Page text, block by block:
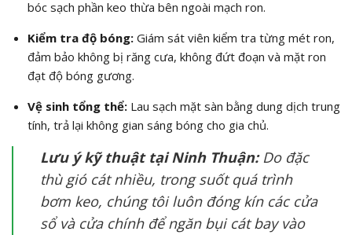
bóc sạch phần keo thừa bên ngoài mạch ron.
Kiểm tra độ bóng:Giám sát viên kiểm tra từng mét ron,
đảm bảo không bị răng cưa, không đứt đoạn và mặt ron
đạt độ bóng gương.
Vệ sinh tổng thể:Lau sạch mặt sàn bằng dung dịch trung
tính, trả lại không gian sáng bóng cho gia chủ.
Lưu ý kỹ thuật tại Ninh Thuận:Do đặc
thù gió cát nhiều, trong suốt quá trình
bơm keo, chúng tôi luôn đóng kín các cửa
sổ và cửa chính để ngăn bụi cát bay vào